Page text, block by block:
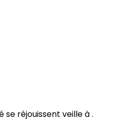
réjouissent veille à .